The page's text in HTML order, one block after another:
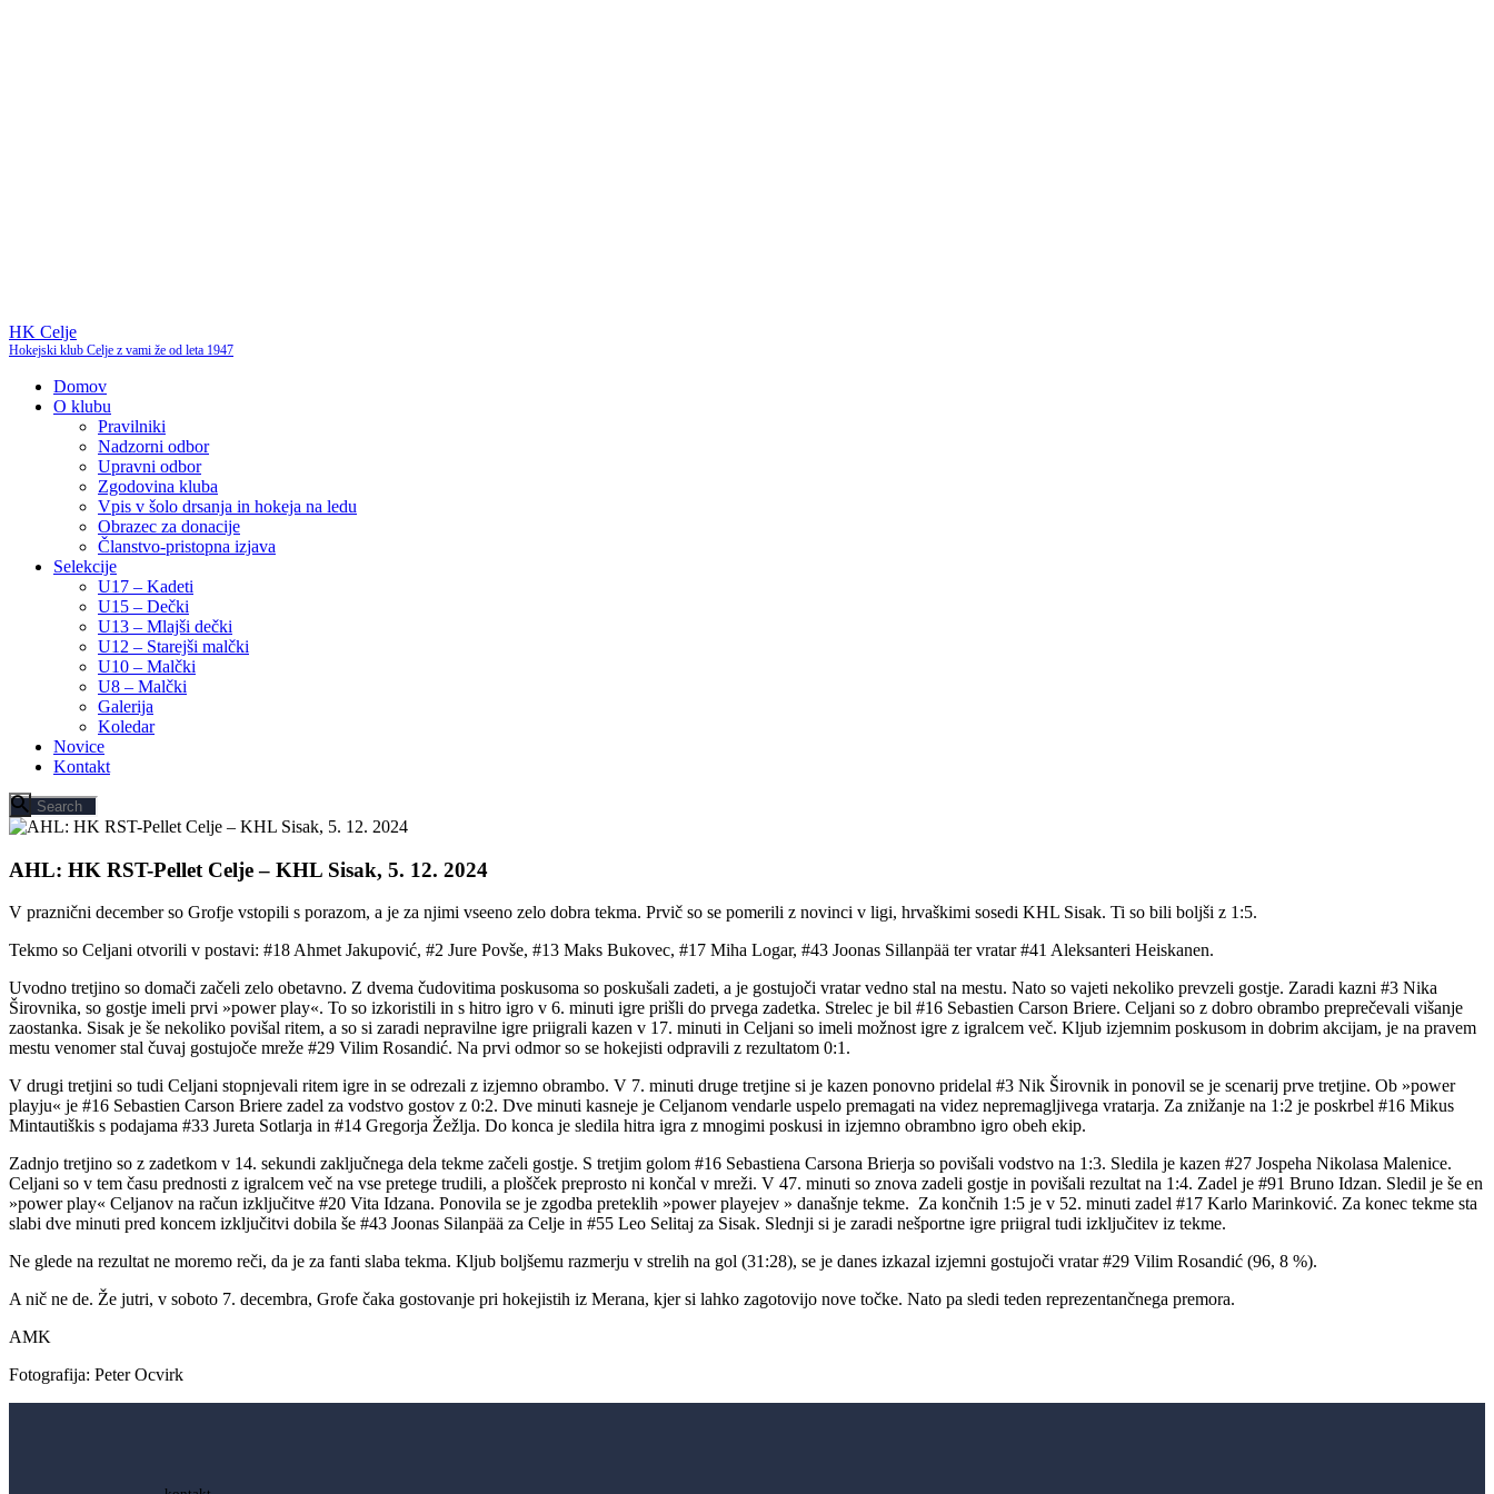
HK Celje
Hokejski klub Celje z vami že od leta 1947
Domov
O klubu
Pravilniki
Nadzorni odbor
Upravni odbor
Zgodovina kluba
Vpis v šolo drsanja in hokeja na ledu
Obrazec za donacije
Članstvo-pristopna izjava
Selekcije
U17 – Kadeti
U15 – Dečki
U13 – Mlajši dečki
U12 – Starejši malčki
U10 – Malčki
U8 – Malčki
Galerija
Koledar
Novice
Kontakt
AHL: HK RST-Pellet Celje – KHL Sisak, 5. 12. 2024
V praznični december so Grofje vstopili s porazom, a je za njimi vseeno zelo dobra tekma. Prvič so se pomerili z novinci v ligi, hrvaškimi sosedi KHL Sisak. Ti so bili boljši z 1:5.
Tekmo so Celjani otvorili v postavi: #18 Ahmet Jakupović, #2 Jure Povše, #13 Maks Bukovec, #17 Miha Logar, #43 Joonas Sillanpää ter vratar #41 Aleksanteri Heiskanen.
Uvodno tretjino so domači začeli zelo obetavno. Z dvema čudovitima poskusoma so poskušali zadeti, a je gostujoči vratar vedno stal na mestu. Nato so vajeti nekoliko prevzeli gostje. Zaradi kazni #3 Nika
Širovnika, so gostje imeli prvi »power play«. To so izkoristili in s hitro igro v 6. minuti igre prišli do prvega zadetka. Strelec je bil #16 Sebastien Carson Briere. Celjani so z dobro obrambo preprečevali višanje
zaostanka. Sisak je še nekoliko povišal ritem, a so si zaradi nepravilne igre priigrali kazen v 17. minuti in Celjani so imeli možnost igre z igralcem več. Kljub izjemnim poskusom in dobrim akcijam, je na pravem
mestu venomer stal čuvaj gostujoče mreže #29 Vilim Rosandić. Na prvi odmor so se hokejisti odpravili z rezultatom 0:1.
V drugi tretjini so tudi Celjani stopnjevali ritem igre in se odrezali z izjemno obrambo. V 7. minuti druge tretjine si je kazen ponovno pridelal #3 Nik Širovnik in ponovil se je scenarij prve tretjine. Ob »power
playju« je #16 Sebastien Carson Briere zadel za vodstvo gostov z 0:2. Dve minuti kasneje je Celjanom vendarle uspelo premagati na videz nepremagljivega vratarja. Za znižanje na 1:2 je poskrbel #16 Mikus
Mintautiškis s podajama #33 Jureta Sotlarja in #14 Gregorja Žežlja. Do konca je sledila hitra igra z mnogimi poskusi in izjemno obrambno igro obeh ekip.
Zadnjo tretjino so z zadetkom v 14. sekundi zaključnega dela tekme začeli gostje. S tretjim golom #16 Sebastiena Carsona Brierja so povišali vodstvo na 1:3. Sledila je kazen #27 Jospeha Nikolasa Malenice.
Celjani so v tem času prednosti z igralcem več na vse pretege trudili, a plošček preprosto ni končal v mreži. V 47. minuti so znova zadeli gostje in povišali rezultat na 1:4. Zadel je #91 Bruno Idzan. Sledil je še en
»power play« Celjanov na račun izključitve #20 Vita Idzana. Ponovila se je zgodba preteklih »power playejev » današnje tekme. Za končnih 1:5 je v 52. minuti zadel #17 Karlo Marinković. Za konec tekme sta
slabi dve minuti pred koncem izključitvi dobila še #43 Joonas Silanpää za Celje in #55 Leo Selitaj za Sisak. Slednji si je zaradi nešportne igre priigral tudi izključitev iz tekme.
Ne glede na rezultat ne moremo reči, da je za fanti slaba tekma. Kljub boljšemu razmerju v strelih na gol (31:28), se je danes izkazal izjemni gostujoči vratar #29 Vilim Rosandić (96, 8 %).
A nič ne de. Že jutri, v soboto 7. decembra, Grofe čaka gostovanje pri hokejistih iz Merana, kjer si lahko zagotovijo nove točke. Nato pa sledi teden reprezentančnega premora.
AMK
Fotografija: Peter Ocvirk